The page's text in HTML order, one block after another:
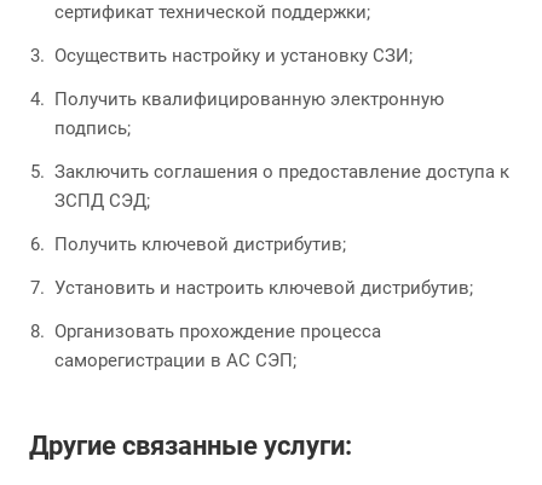
сертификат технической поддержки;
Осуществить настройку и установку СЗИ;
Получить квалифицированную электронную
подпись;
Заключить соглашения о предоставление доступа к
ЗСПД СЭД;
Получить ключевой дистрибутив;
Установить и настроить ключевой дистрибутив;
Организовать прохождение процесса
саморегистрации в АС СЭП;
Другие связанные услуги: